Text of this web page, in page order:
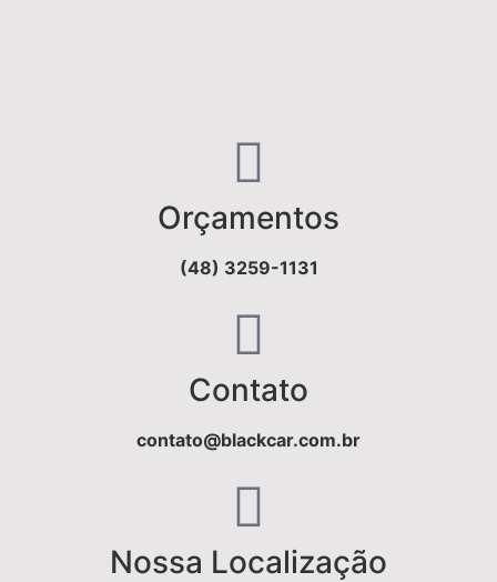
Orçamentos
(48) 3259-1131
Contato
contato@blackcar.com.br
Nossa Localização